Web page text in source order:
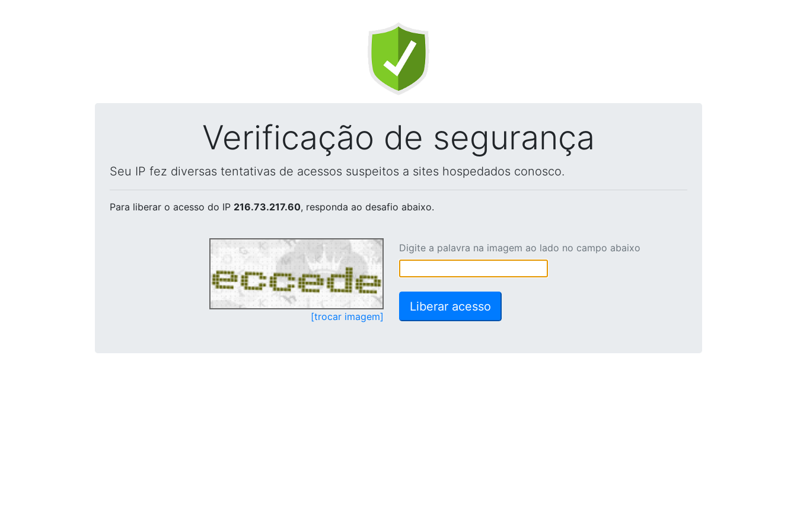
Verificação de segurança
Seu IP fez diversas tentativas de acessos suspeitos a sites hospedados conosco.
Para liberar o acesso do IP 216.73.217.60, responda ao desafio abaixo.
[trocar imagem]
Digite a palavra na imagem ao lado no campo abaixo